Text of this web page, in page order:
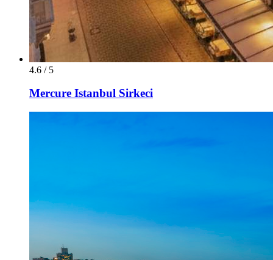
4.6 / 5
Mercure Istanbul Sirkeci